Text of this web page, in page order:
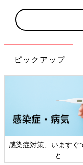
ピックアップ
感染症対策、いますぐ
と